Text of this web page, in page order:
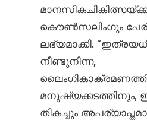
കൌൺസലിംഗും
ലഭ്യമാക്കി.
നീണ്ടുനിന്ന,
മനുഷ്യക്കടത്തിനും,
തികച്ചും